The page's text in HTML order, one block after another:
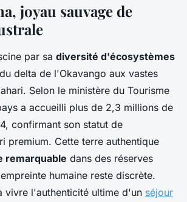
joyau sauvage de
par sa diversité d'écosystèmes
delta de l'Okavango aux vastes
Selon le ministère du Tourisme
a accueilli plus de 2,3 millions de
confirmant son statut de
premium. Cette terre authentique
remarquable dans des réserves
humaine reste discrète.
vivre l'authenticité ultime d'un séjour